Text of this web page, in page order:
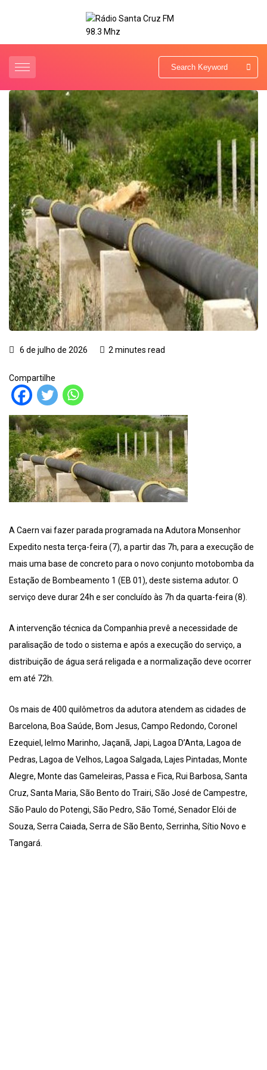
6 de julho de 2026 2 minutes read
Compartilhe
A Caern vai fazer parada programada na Adutora Monsenhor
Expedito nesta terça-feira (7), a partir das 7h, para a execução de
mais uma base de concreto para o novo conjunto motobomba da
Estação de Bombeamento 1 (EB 01), deste sistema adutor. O
serviço deve durar 24h e ser concluído às 7h da quarta-feira (8).
A intervenção técnica da Companhia prevê a necessidade de
paralisação de todo o sistema e após a execução do serviço, a
distribuição de água será religada e a normalização deve ocorrer
em até 72h.
Os mais de 400 quilômetros da adutora atendem as cidades de
Barcelona, Boa Saúde, Bom Jesus, Campo Redondo, Coronel
Ezequiel, Ielmo Marinho, Jaçanã, Japi, Lagoa D’Anta, Lagoa de
Pedras, Lagoa de Velhos, Lagoa Salgada, Lajes Pintadas, Monte
Alegre, Monte das Gameleiras, Passa e Fica, Rui Barbosa, Santa
Cruz, Santa Maria, São Bento do Trairi, São José de Campestre,
São Paulo do Potengi, São Pedro, São Tomé, Senador Elói de
Souza, Serra Caiada, Serra de São Bento, Serrinha, Sítio Novo e
Tangará.